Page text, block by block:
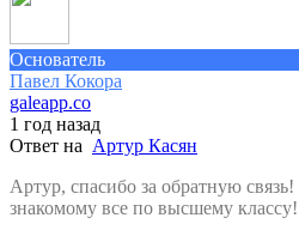
Основатель
Павел Кокора
galeapp.co
1 год назад
Ответ на Артур Касян
Артур, спасибо за обратную
знакомому все по высшему классу!